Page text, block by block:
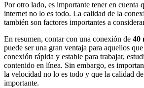
Por otro lado, es importante tener en cuenta
internet no lo es todo. La calidad de la
también son factores importantes a
En resumen, contar con una conexión de 40
puede ser una gran ventaja para aquellos
conexión rápida y estable para trabajar,
contenido en línea. Sin embargo, es
la velocidad no lo es todo y que la calidad
importante.